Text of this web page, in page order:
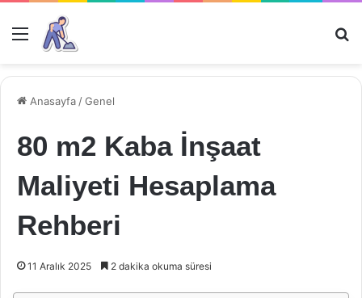
Menü
Anasayfa /Genel
80 m2 Kaba İnşaat
Maliyeti Hesaplama
Rehberi
11 Aralık 2025 2 dakika okuma süresi